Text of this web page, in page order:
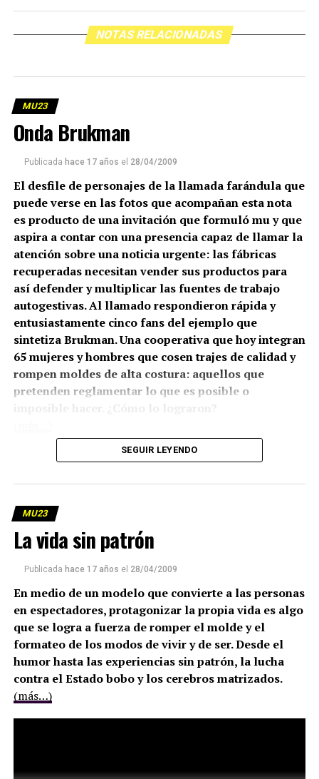
NOTAS RELACIONADAS
MU23
Onda Brukman
Publicada hace 17 años el 28/04/2009
El desfile de personajes de la llamada farándula que
puede verse en las fotos que acompañan esta nota
es producto de una invitación que formuló mu y que
aspira a contar con una presencia capaz de llamar la
atención sobre una noticia urgente: las fábricas
recuperadas necesitan vender sus productos para
así defender y multiplicar las fuentes de trabajo
autogestivas. Al llamado respondieron rápida y
entusiastamente cinco fans del ejemplo que
sintetiza Brukman. Una cooperativa que hoy integran
65 mujeres y hombres que cosen trajes de calidad y
rompen moldes de alta costura: aquellos que
pretenden reglamentar lo que es posible o
SEGUIR LEYENDO
MU23
La vida sin patrón
Publicada hace 17 años el 28/04/2009
En medio de un modelo que convierte a las personas
en espectadores, protagonizar la propia vida es algo
que se logra a fuerza de romper el molde y el
formateo de los modos de vivir y de ser. Desde el
humor hasta las experiencias sin patrón, la lucha
contra el Estado bobo y los cerebros matrizados.
(más…)